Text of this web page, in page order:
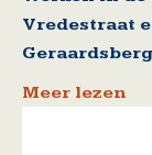
Vredestraat
Meer lezen